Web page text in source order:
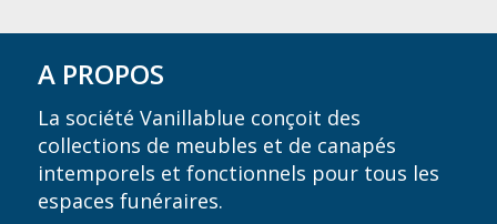
A PROPOS
La société Vanillablue conçoit des
collections de meubles et de canapés
intemporels et fonctionnels pour tous les
espaces funéraires.